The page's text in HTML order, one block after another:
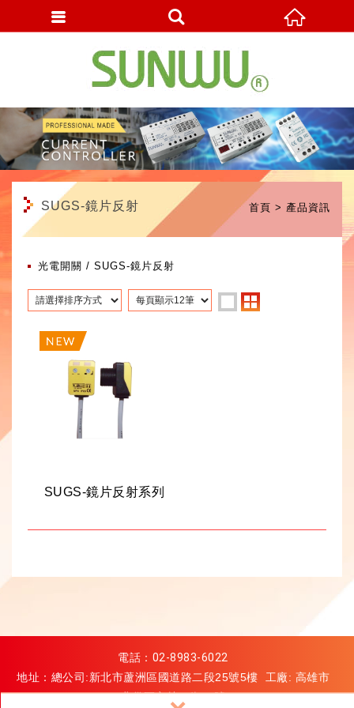
首頁 產品資訊
SUGS-鏡片反射
光電開關 SUGS-鏡片反射
SUGS-鏡片反射系列
電話： 02-8983-6022
地址：總公司:新北市蘆洲區國道路二段25號5樓 工廠: 高雄市
燕巢區安林二街68號